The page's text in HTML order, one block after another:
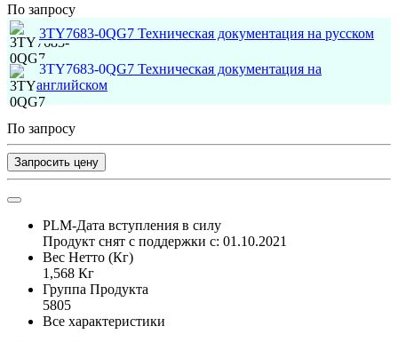
По запросу
3TY7683-0QG7 Техническая документация на русском
3TY7683-0QG7 Техническая документация на
английском
По запросу
Запросить цену
PLM-Дата вступления в силу
Продукт снят с поддержки с: 01.10.2021
Вес Нетто (Кг)
1,568 Кг
Группа Продукта
5805
Все характеристики